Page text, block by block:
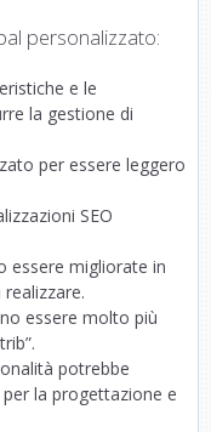
personalizzato:
e le
la gestione di
per essere leggero
SEO
essere migliorate in
essere molto più
potrebbe
la progettazione e